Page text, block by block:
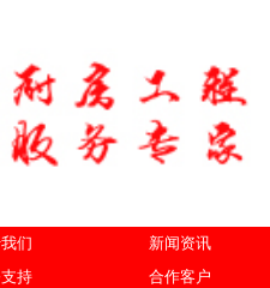
们
新闻资讯
持 合作客户